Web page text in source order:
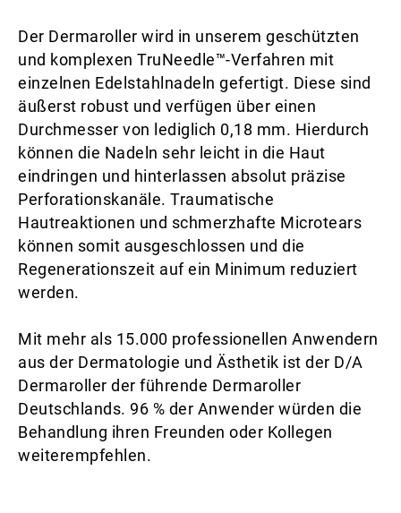
Der Dermaroller wird in unserem geschützten
und komplexen TruNeedle™-Verfahren mit
einzelnen Edelstahlnadeln gefertigt. Diese sind
äußerst robust und verfügen über einen
Durchmesser von lediglich 0,18 mm. Hierdurch
können die Nadeln sehr leicht in die Haut
eindringen und hinterlassen absolut präzise
Perforationskanäle. Traumatische
Hautreaktionen und schmerzhafte Microtears
können somit ausgeschlossen und die
Regenerationszeit auf ein Minimum reduziert
werden.
Mit mehr als 15.000 professionellen Anwendern
aus der Dermatologie und Ästhetik ist der D/A
Dermaroller der führende Dermaroller
Deutschlands. 96 % der Anwender würden die
Behandlung ihren Freunden oder Kollegen
weiterempfehlen.